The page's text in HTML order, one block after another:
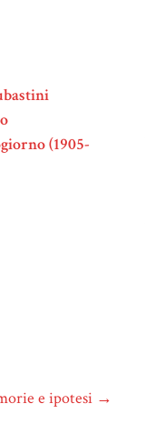
(1905-
e ipotesi →